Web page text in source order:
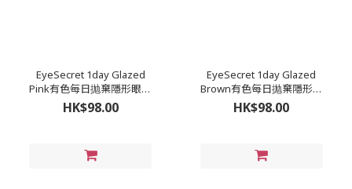
EyeSecret 1day Glazed
Pink有色每日抛棄隱形眼鏡
(每盒10片)
HK$98.00
EyeSecret 1day Glazed
Brown有色每日抛棄隱形眼
鏡 (每盒10片)
HK$98.00